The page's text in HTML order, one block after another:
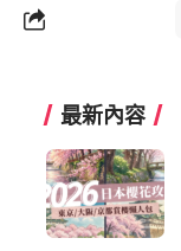
最新內容